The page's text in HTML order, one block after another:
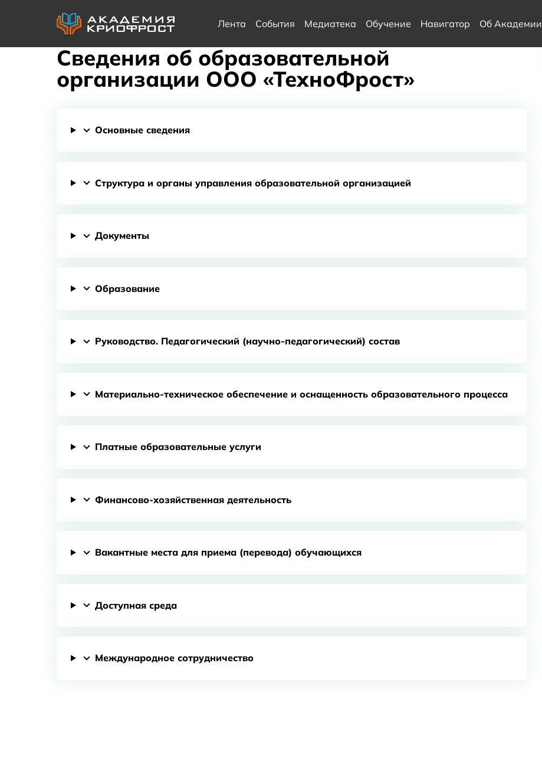
Лента События Медиатека Обучение Навигатор Об Академии
Сведения об образовательной
организации ООО «ТехноФрост»
Основные сведения
Структура и органы управления образовательной организацией
Документы
Образование
Руководство. Педагогический (научно-педагогический) состав
Материально-техническое обеспечение и оснащенность образовательного процесса
Платные образовательные услуги
Финансово-хозяйственная деятельность
Вакантные места для приема (перевода) обучающихся
Доступная среда
Международное сотрудничество